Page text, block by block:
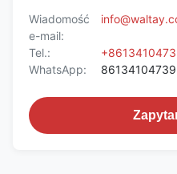
Wiadomość
e-mail:
Tel.:
WhatsApp: